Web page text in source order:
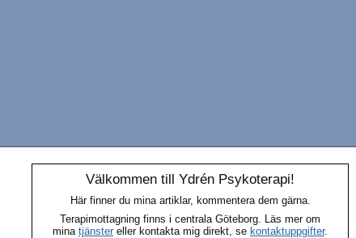
Välkommen till Ydrén Psykoterapi!
Här finner du mina artiklar, kommentera dem gärna.
Terapimottagning finns i centrala Göteborg. Läs mer om
mina tjänster eller kontakta mig direkt, se kontaktuppgifter.